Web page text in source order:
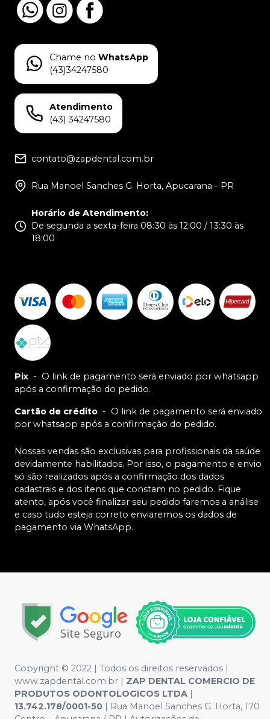
Chame no WhatsApp
(43)34247580
Atendimento
(43) 34247580
contato@zapdental.com.br
Rua Manoel Sanches G. Horta, Apucarana - PR
Horário de Atendimento:
De segunda a sexta-feira 08:30 às 12:00 / 13:30 às
18:00
Pix - O link de pagamento será enviado por whatsapp
após a confirmação do pedido.
Cartão de crédito - O link de pagamento será enviado
por whatsapp após a confirmação do pedido.
Nossas vendas são exclusivas para profissionais da saúde
devidamente habilitados. Por isso, o pagamento e envio
só são realizados após a confirmação dos dados
cadastrais e dos itens que constam no pedido. Fique
atento, após você finalizar seu pedido faremos a análise
e caso tudo esteja correto enviaremos os dados de
pagamento via WhatsApp.
Copyright © 2022 | Todos os direitos reservados |
www.zapdental.com.br | ZAP DENTAL COMERCIO DE
PRODUTOS ODONTOLOGICOS LTDA |
13.742.178/0001-50 | Rua Manoel Sanches G. Horta, 170